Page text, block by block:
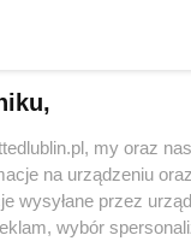
my oraz
na urządzeniu
wysyłane przez
wybór